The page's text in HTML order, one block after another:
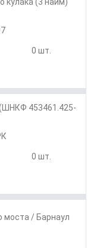
кулака (3 наим)
0 шт.
453461.425-
0 шт.
моста / Барнаул